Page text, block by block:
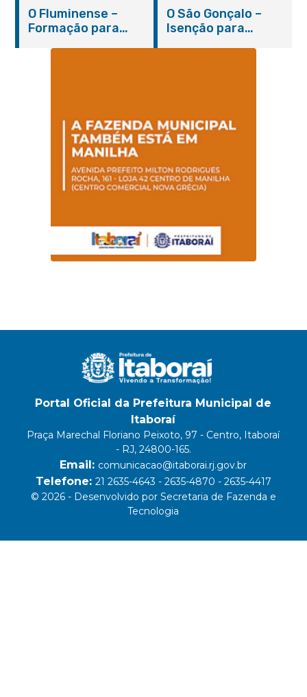
em Itaboraí (24/05)
março
O Fluminense –
Formação para
O São Gonçalo –
Isenção para
Portal Oficial da Prefeitura Municipal de
Itaboraí
Praça Marechal Floriano Peixoto, 97 - Centro, Itaboraí
- RJ, 24800-165.
Email: comunicacao@itaborai.rj.gov.br
Telefone: 21 2635-4643 - 2635-4870 - 2635-4417
© 2026 - Desenvolvido por Secretaria de Fazenda e
Tecnologia